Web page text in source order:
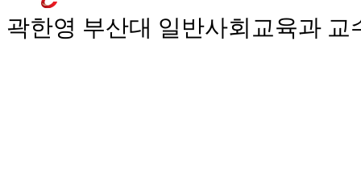
곽한영 부산대 일반사회교육과 교